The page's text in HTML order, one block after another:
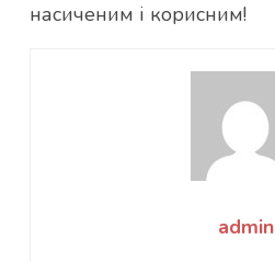
насиченим і корисним!
admin